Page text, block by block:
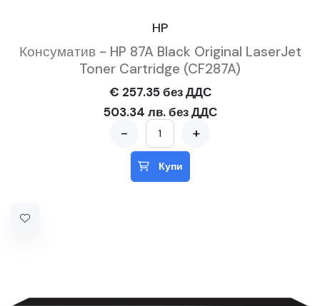
HP
Консуматив - HP 87A Black Original LaserJet
Toner Cartridge (CF287A)
€ 257.35 без ДДС
503.34 лв. без ДДС
- +
Купи